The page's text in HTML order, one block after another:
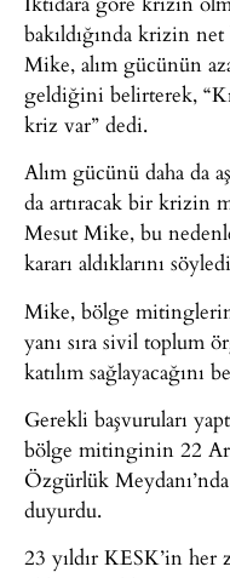
bakıldığında krizin
Mike, alım gücünün
geldiğini belirterek,
kriz var” dedi.
Alım gücünü daha da
da artıracak bir krizin
Mesut Mike, bu
kararı aldıklarını
Mike, bölge
yanı sıra sivil toplum
katılım sağlayacağını
Gerekli başvuruları
bölge mitinginin 22
Özgürlük Meydanı’nda
duyurdu.
23 yıldır KESK’in her